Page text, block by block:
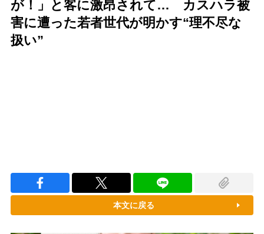
が！」と客に激昂されて… カスハラ被
害に遭った若者世代が明かす“理不尽な
扱い”
本文に戻る